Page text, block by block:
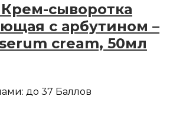
сыворотка
с арбутином –
cream, 50мл
до 37 Баллов